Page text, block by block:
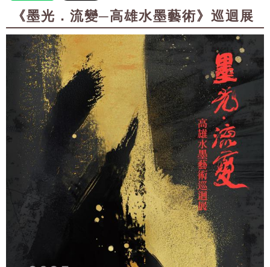
《墨光．流變─高雄水墨藝術》巡迴展